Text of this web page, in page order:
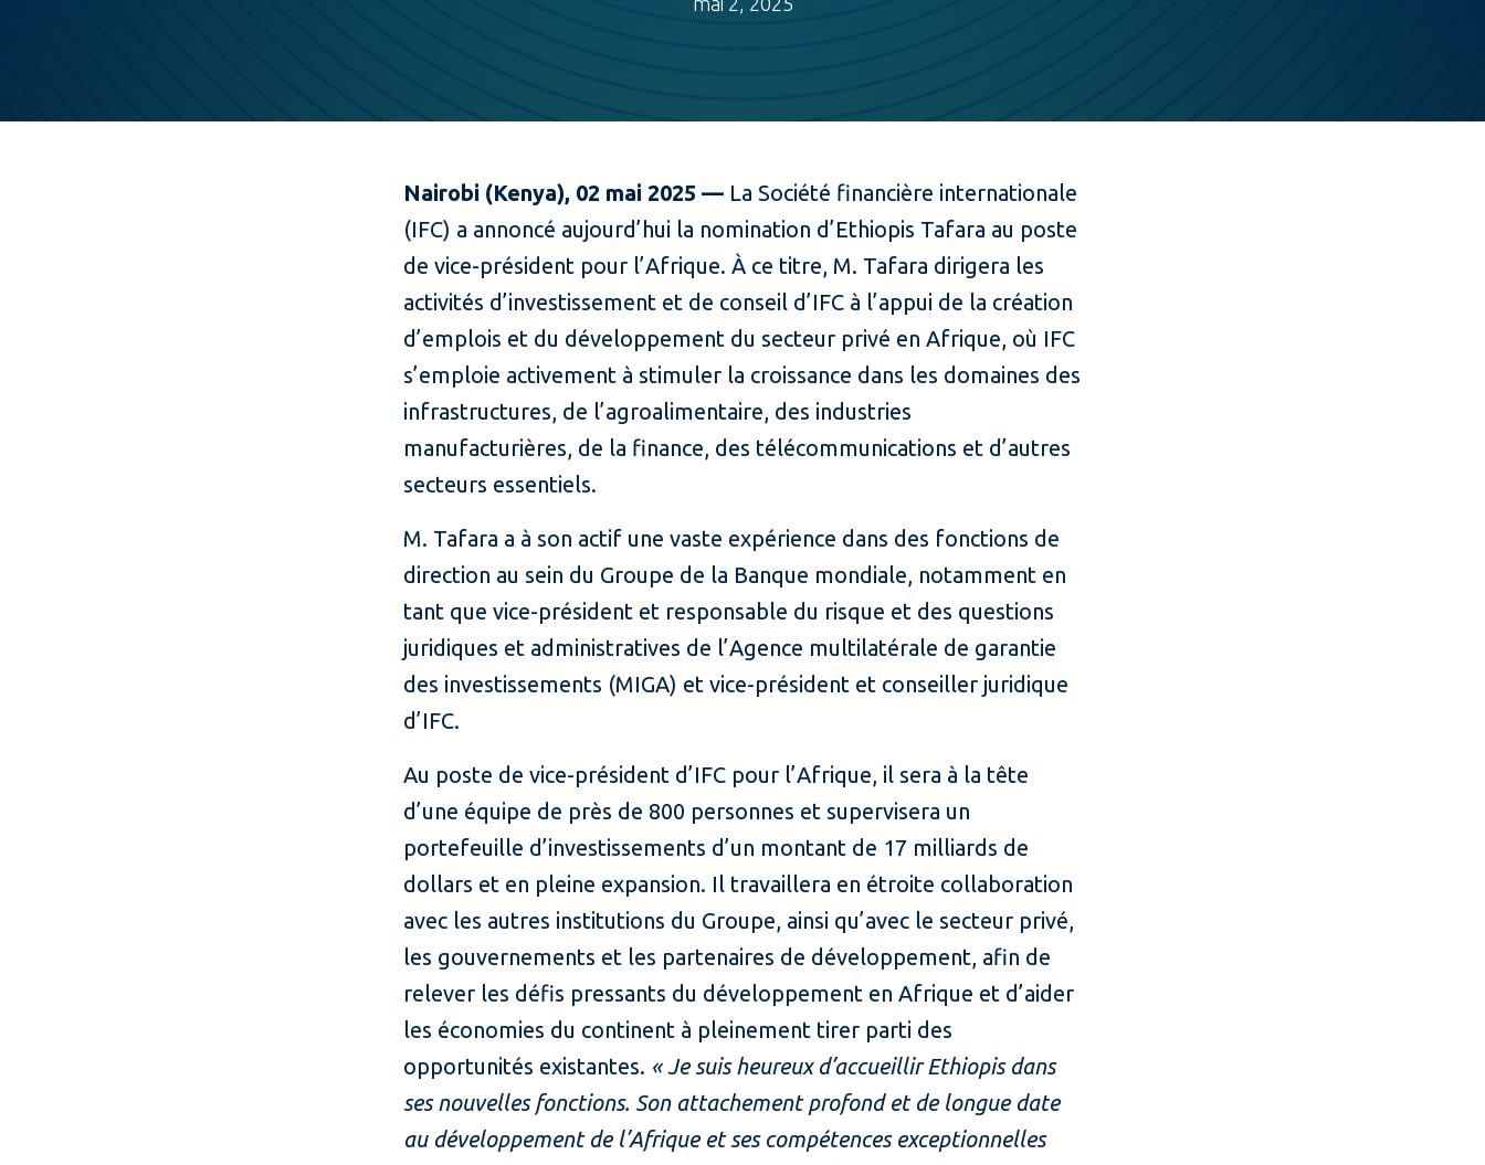
Nairobi (Kenya), 02 mai 2025 — La Société financière internationale
(IFC) a annoncé aujourd’hui la nomination d’Ethiopis Tafara au poste
de vice-président pour l’Afrique. À ce titre, M. Tafara dirigera les
activités d’investissement et de conseil d’IFC à l’appui de la création
d’emplois et du développement du secteur privé en Afrique, où IFC
s’emploie activement à stimuler la croissance dans les domaines des
infrastructures, de l’agroalimentaire, des industries
manufacturières, de la finance, des télécommunications et d’autres
secteurs essentiels.
M. Tafara a à son actif une vaste expérience dans des fonctions de
direction au sein du Groupe de la Banque mondiale, notamment en
tant que vice-président et responsable du risque et des questions
juridiques et administratives de l’Agence multilatérale de garantie
des investissements (MIGA) et vice-président et conseiller juridique
d’IFC.
Au poste de vice-président d’IFC pour l’Afrique, il sera à la tête
d’une équipe de près de 800 personnes et supervisera un
portefeuille d’investissements d’un montant de 17 milliards de
dollars et en pleine expansion. Il travaillera en étroite collaboration
avec les autres institutions du Groupe, ainsi qu’avec le secteur privé,
les gouvernements et les partenaires de développement, afin de
relever les défis pressants du développement en Afrique et d’aider
les économies du continent à pleinement tirer parti des
opportunités existantes. « Je suis heureux d’accueillir Ethiopis dans
ses nouvelles fonctions. Son attachement profond et de longue date
au développement de l’Afrique et ses compétences exceptionnelles